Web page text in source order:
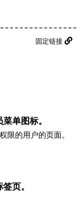
固定链接
单图标。
限的用户的页面。
页。